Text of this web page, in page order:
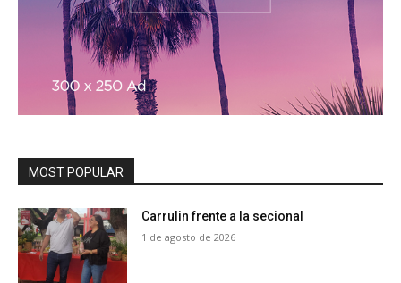
MOST POPULAR
Carrulin frente a la secional
1 de agosto de 2026